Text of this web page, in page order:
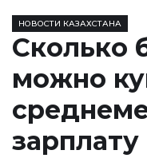
НОВОСТИ КАЗАХСТАНА
Сколько
можно
зарплату